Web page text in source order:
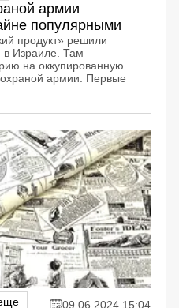
армии
популярными
продукт» решили
в Израиле. Там
на оккупированную
армии. Первые
09.06.2024 15:04